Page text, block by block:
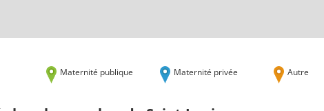
Maternité publique Maternité privée Autre